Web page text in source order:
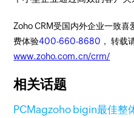
Zoho CRM受国内外企业一致
费体验400-660-8680 ， 转载
www.zoho.com.cn/crm/
相关话题
PCMagzoho bigin最佳整